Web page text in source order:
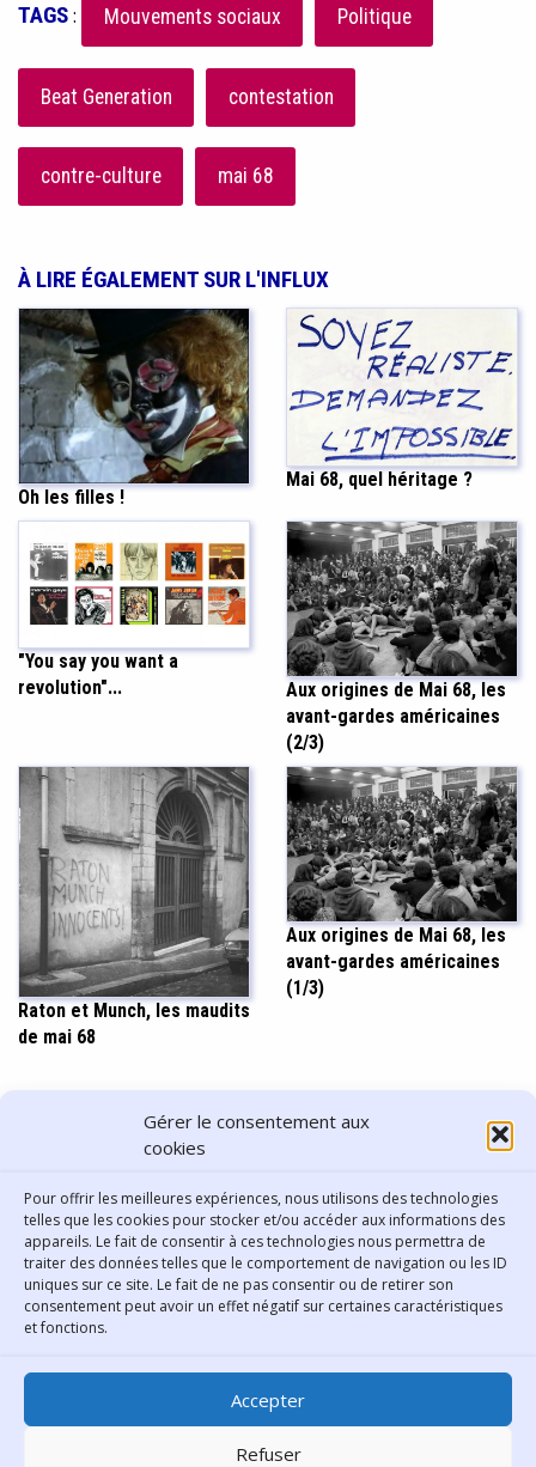
Gérer le consentement aux
cookies
Pour offrir les meilleures expériences, nous utilisons des technologies
telles que les cookies pour stocker et/ou accéder aux informations des
appareils. Le fait de consentir à ces technologies nous permettra de
traiter des données telles que le comportement de navigation ou les ID
uniques sur ce site. Le fait de ne pas consentir ou de retirer son
consentement peut avoir un effet négatif sur certaines caractéristiques
et fonctions.
Accepter
Refuser
TAGS: Mouvements sociaux Politique
Beat Generation contestation
contre-culture mai 68
À LIRE ÉGALEMENT SUR L'INFLUX
Oh les filles !
Mai 68, quel héritage ?
"You say you want a
revolution"...
Aux origines de Mai 68, les
avant-gardes américaines
(2/3)
Raton et Munch, les maudits
de mai 68
Aux origines de Mai 68, les
avant-gardes américaines
(1/3)
PARTAGER CET ARTICLE
Bibliothèque municipale de
Lyon
30 Boulevard Vivier-Merle